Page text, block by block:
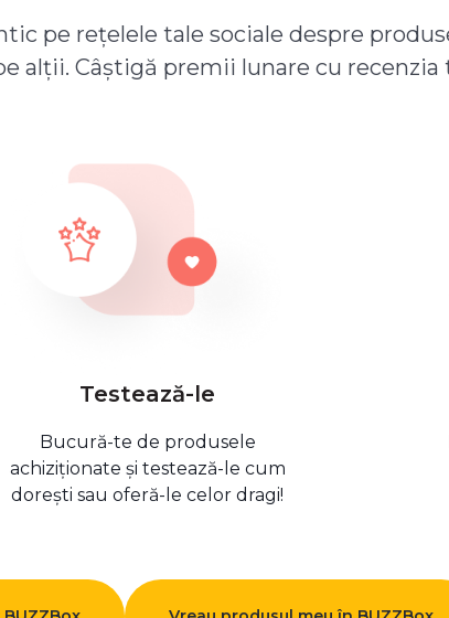
pe rețelele tale sociale despre
alții. Câștigă premii lunare cu recenzia
Testează-le
Bucură-te de produsele
achiziționate și testează-le cum
dorești sau oferă-le celor dragi!